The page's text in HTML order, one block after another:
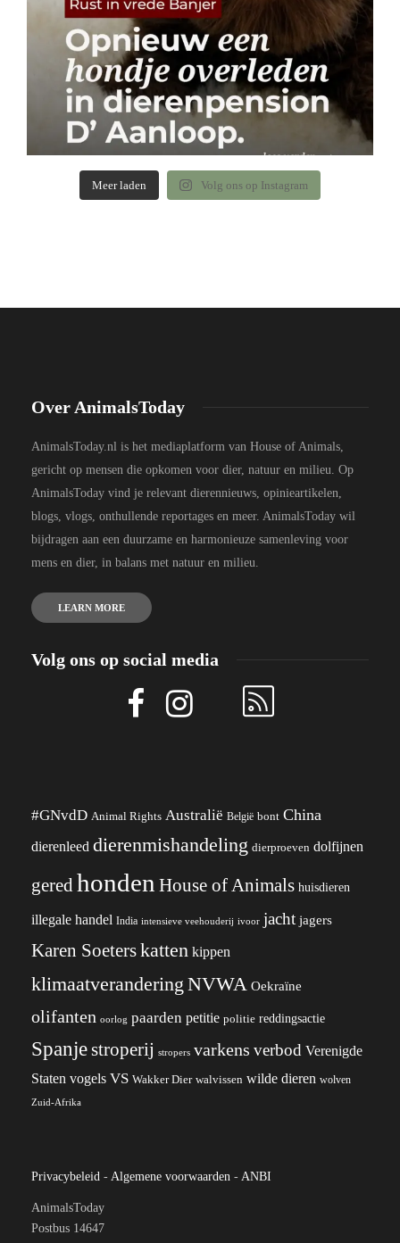
Meer laden Volg ons op Instagram
Over AnimalsToday
AnimalsToday.nl is het mediaplatform van House of Animals,
gericht op mensen die opkomen voor dier, natuur en milieu. Op
AnimalsToday vind je relevant dierennieuws, opinieartikelen,
blogs, vlogs, onthullende reportages en meer. AnimalsToday wil
bijdragen aan een duurzame en harmonieuze samenleving voor
mens en dier, in balans met natuur en milieu.
LEARN MORE
Volg ons op social media
#GNvdD Animal Rights Australië België bont China
dierenleed dierenmishandeling dierproeven dolfijnen
gered honden House of Animals huisdieren
illegale handel India intensieve veehouderij ivoor jacht jagers
Karen Soeterskatten kippen
klimaatverandering NVWA Oekraïne
olifanten oorlog paarden petitie politie reddingsactie
Spanjestroperij stropers varkens verbod Verenigde
Staten vogels VS Wakker Dier walvissen wilde dieren wolven
Zuid-Afrika
Privacybeleid - Algemene voorwaarden - ANBI
AnimalsToday
Postbus 14647